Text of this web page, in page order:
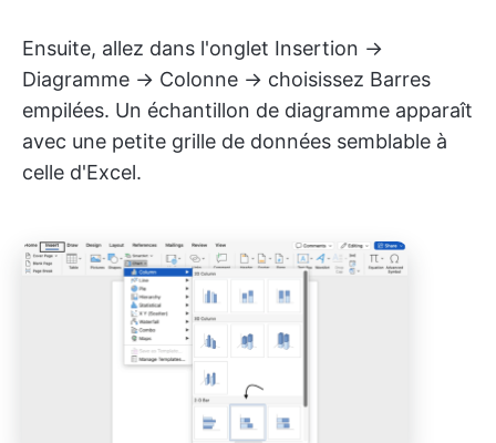
Ensuite, allez dans l'onglet Insertion →
Diagramme → Colonne → choisissez Barres
empilées. Un échantillon de diagramme apparaît
avec une petite grille de données semblable à
celle d'Excel.